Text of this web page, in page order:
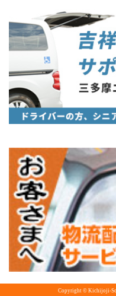
Copyright © Kichijoji-